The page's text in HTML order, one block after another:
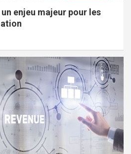
enjeu majeur pour les